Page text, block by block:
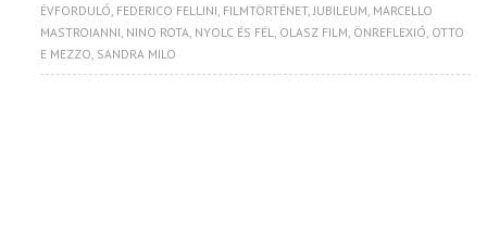
ÉVFORDULÓ FEDERICO FELLINI FILMTÖRTÉNET, JUBILEUM MARCELLO
MASTROIANNI NINO ROTA NYOLC ÉS FÉL OLASZ FILM ÖNREFLEXIÓ OTTO
E MEZZO SANDRA MILO